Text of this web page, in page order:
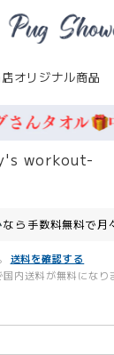
オリジナル商品
なら 手数料無料で月
送料を確認する
内送料が無料になり